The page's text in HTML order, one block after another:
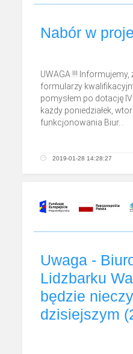
Nabór w
UWAGA !!!
formularzy
pomysłem po dotację
każdy poniedziałek,
funkcjonowania Biur...
2019-01-28 14:28:27
Uwaga -
Lidzbarku
będzie
dzisiejszym